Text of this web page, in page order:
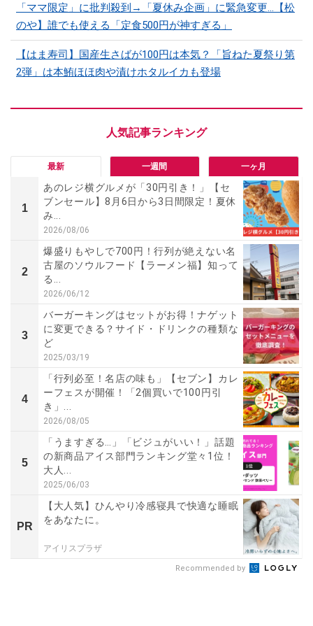
「ママ限定」に批判殺到→「夏休み企画」に緊急変更…【松
のや】誰でも使える「定食500円が神すぎる」
【はま寿司】国産生さばが100円は本気？「旨ねた夏祭り第
2弾」は本鮪ほほ肉や漬けホタルイカも登場
最新 一週間 一ヶ月
1
あのレジ横グルメが「30円引き！」【セ
ブンセール】8月6日から3日間限定！夏休
み...
2026/08/06
2
爆盛りもやしで700円！行列が絶えない名
古屋のソウルフード【ラーメン福】知って
る...
2026/06/12
3
バーガーキングはセットがお得！ナゲット
に変更できる？サイド・ドリンクの種類な
ど
2025/03/19
4
「行列必至！名店の味も」【セブン】カレ
ーフェスが開催！「2個買いで100円引
き」...
2026/08/05
5
「うますぎる…」「ビジュがいい！」話題
の新商品アイス部門ランキング堂々1位！
大人...
2025/06/03
PR
【大人気】ひんやり冷感寝具で快適な睡眠
をあなたに。
アイリスプラザ
Recommended by